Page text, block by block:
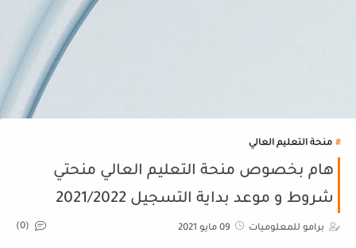
منحة التعليم العالي
هام بخصوص منحة التعليم العالي منحتي
شروط و موعد بداية التسجيل 2021/2022
برامو للمعلوميات 09 مايو 2021 (0)